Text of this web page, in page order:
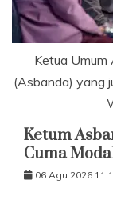
Ketua Umum
(Asbanda) yang
Ketum
Cuma
06 Agu 2026